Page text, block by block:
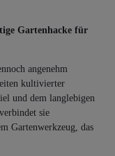
Gartenhacke für
angenehm
kultivierter
und dem langlebigen
sie
Gartenwerkzeug, das